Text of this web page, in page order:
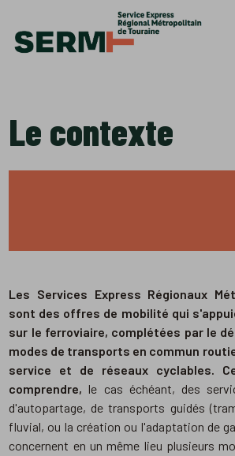
Accèder directement au contenu
Le contexte
Les Services Express Régionaux
sont des offres de mobilité qui
sur le ferroviaire, complétées par le
modes de transports en commun
service
et de réseaux cyclables.
comprendre, le cas échéant, des
d'autopartage, de transports guidés
fluvial, ou la création ou l'adaptation de
concernent en un même lieu plusieurs